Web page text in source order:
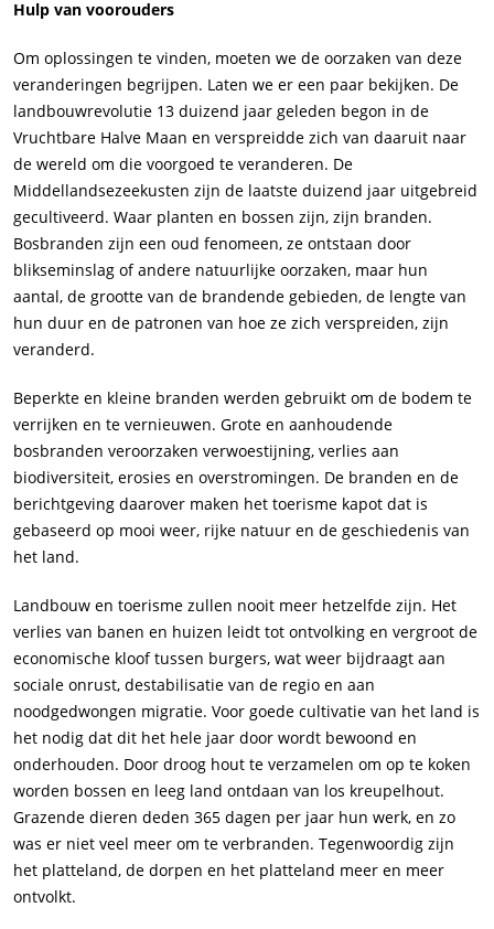
Hulp van voorouders
Om oplossingen te vinden, moeten we de oorzaken van deze
veranderingen begrijpen. Laten we er een paar bekijken. De
landbouwrevolutie 13 duizend jaar geleden begon in de
Vruchtbare Halve Maan en verspreidde zich van daaruit naar
de wereld om die voorgoed te veranderen. De
Middellandsezeekusten zijn de laatste duizend jaar uitgebreid
gecultiveerd. Waar planten en bossen zijn, zijn branden.
Bosbranden zijn een oud fenomeen, ze ontstaan ​​door
blikseminslag of andere natuurlijke oorzaken, maar hun
aantal, de grootte van de brandende gebieden, de lengte van
hun duur en de patronen van hoe ze zich verspreiden, zijn
veranderd.
Beperkte en kleine branden werden gebruikt om de bodem te
verrijken en te vernieuwen. Grote en aanhoudende
bosbranden veroorzaken verwoestijning, verlies aan
biodiversiteit, erosies en overstromingen. De branden en de
berichtgeving daarover maken het toerisme kapot dat is
gebaseerd op mooi weer, rijke natuur en de geschiedenis van
het land.
Landbouw en toerisme zullen nooit meer hetzelfde zijn. Het
verlies van banen en huizen leidt tot ontvolking en vergroot de
economische kloof tussen burgers, wat weer bijdraagt ​​aan
sociale onrust, destabilisatie van de regio en aan
noodgedwongen migratie. Voor goede cultivatie van het land is
het nodig dat dit het hele jaar door wordt bewoond en
onderhouden. Door droog hout te verzamelen om op te koken
worden bossen en leeg land ontdaan van los kreupelhout.
Grazende dieren deden 365 dagen per jaar hun werk, en zo
was er niet veel meer om te verbranden. Tegenwoordig zijn
het platteland, de dorpen en het platteland meer en meer
ontvolkt.